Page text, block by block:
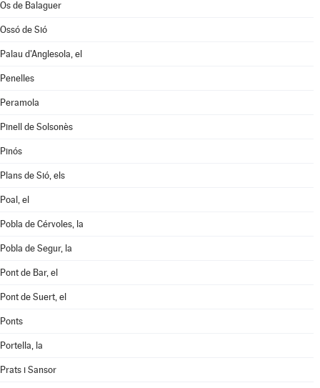
Os de Balaguer
Ossó de Sió
Palau d'Anglesola, el
Penelles
Peramola
Pinell de Solsonès
Pinós
Plans de Sió, els
Poal, el
Pobla de Cérvoles, la
Pobla de Segur, la
Pont de Bar, el
Pont de Suert, el
Ponts
Portella, la
Prats i Sansor